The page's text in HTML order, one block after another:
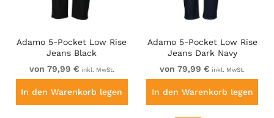
Adamo 5-Pocket Low Rise
Jeans Black
von 79,99 € inkl. MwSt.
In den Warenkorb legen
Adamo 5-Pocket Low Rise
Jeans Dark Navy
von 79,99 € inkl. MwSt.
In den Warenkorb legen